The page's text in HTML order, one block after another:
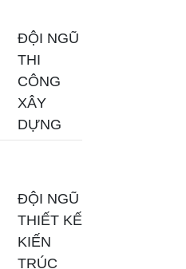
ĐỘI NGŨ
THI
CÔNG
XÂY
DỰNG
ĐỘI NGŨ
THIẾT KẾ
KIẾN
TRÚC